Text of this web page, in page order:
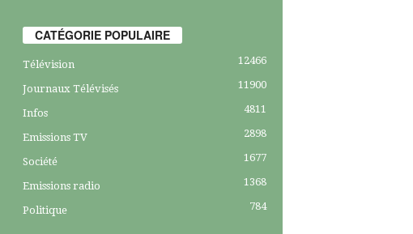
CATÉGORIE POPULAIRE
Télévision 12466
Journaux Télévisés 11900
Infos 4811
Emissions TV 2898
Société 1677
Emissions radio 1368
Politique 784